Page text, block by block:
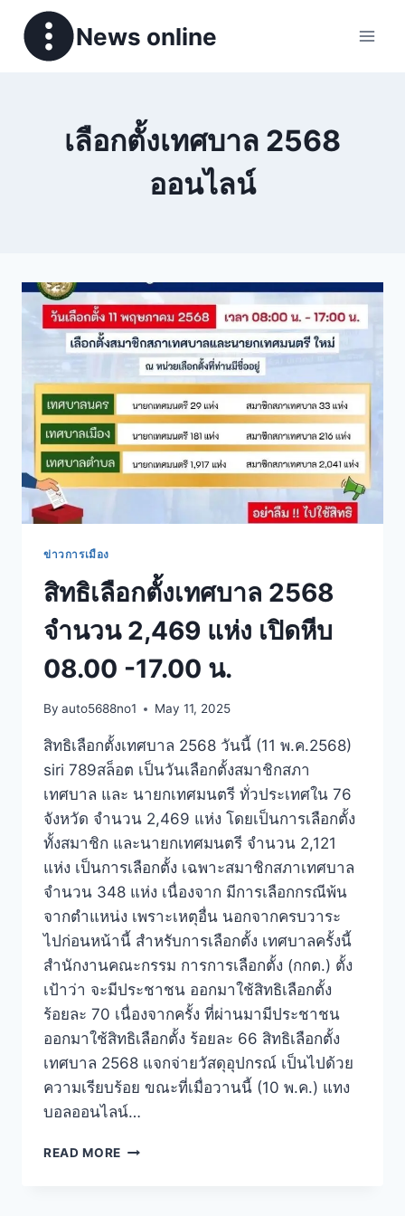
News online
เลือกตั้งเทศบาล 2568
ออนไลน์
ข่าวการเมือง
สิทธิเลือกตั้งเทศบาล 2568
จำนวน 2,469 แห่ง เปิดหีบ
08.00 -17.00 น.
By auto5688no1 May 11, 2025
สิทธิเลือกตั้งเทศบาล 2568 วันนี้ (11 พ.ค.2568)
siri 789สล็อต เป็นวันเลือกตั้งสมาชิกสภา
เทศบาล และ นายกเทศมนตรี ทั่วประเทศใน 76
จังหวัด จำนวน 2,469 แห่ง โดยเป็นการเลือกตั้ง
ทั้งสมาชิก และนายกเทศมนตรี จำนวน 2,121
แห่ง เป็นการเลือกตั้ง เฉพาะสมาชิกสภาเทศบาล
จำนวน 348 แห่ง เนื่องจาก มีการเลือกกรณีพ้น
จากตำแหน่ง เพราะเหตุอื่น นอกจากครบวาระ
ไปก่อนหน้านี้ สำหรับการเลือกตั้ง เทศบาลครั้งนี้
สำนักงานคณะกรรม การการเลือกตั้ง (กกต.) ตั้ง
เป้าว่า จะมีประชาชน ออกมาใช้สิทธิเลือกตั้ง
ร้อยละ 70 เนื่องจากครั้ง ที่ผ่านมามีประชาชน
ออกมาใช้สิทธิเลือกตั้ง ร้อยละ 66 สิทธิเลือกตั้ง
เทศบาล 2568 แจกจ่ายวัสดุอุปกรณ์ เป็นไปด้วย
ความเรียบร้อย ขณะที่เมื่อวานนี้ (10 พ.ค.) แทง
บอลออนไลน์…
READ MORE